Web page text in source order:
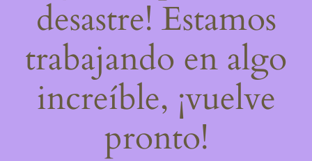
desastre! Estamos
trabajando en algo
increíble, ¡vuelve
pronto!